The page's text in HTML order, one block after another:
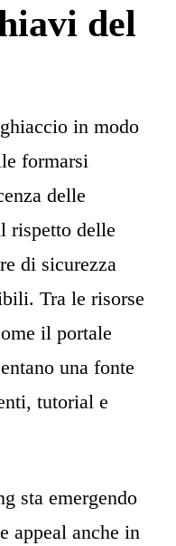
del
in modo
formarsi
delle
rispetto delle
di sicurezza
Tra le risorse
il portale
una fonte
tutorial e
sta emergendo
appeal anche in